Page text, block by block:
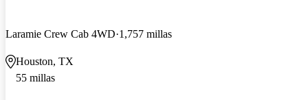
Laramie Crew Cab 4WD 1,757 millas
Houston, TX
55 millas